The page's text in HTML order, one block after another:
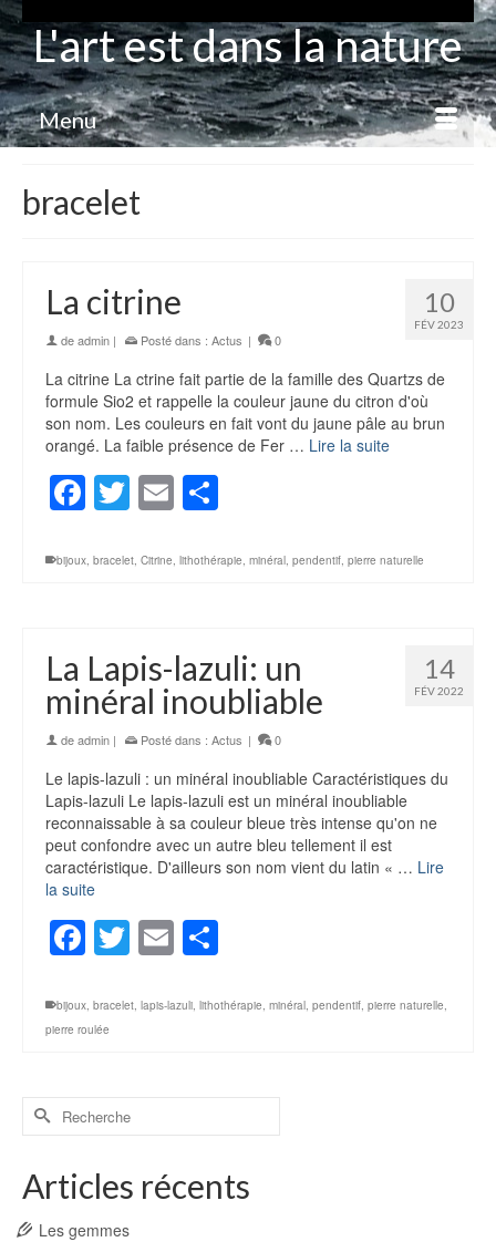
L'art est dans la nature
Menu
bracelet
10
FÉV 2023
La citrine
deadmin | Posté dans : Actus | 0
La citrine La ctrine fait partie de la famille des Quartzs de
formule Sio2 et rappelle la couleur jaune du citron d'où
son nom. Les couleurs en fait vont du jaune pâle au brun
orangé. La faible présence de Fer … Lire la suite
Facebook
Twitter
Email
bijoux, bracelet, Citrine, lithothérapie, minéral, pendentif, pierre naturelle
14
FÉV 2022
La Lapis-lazuli: un
minéral inoubliable
deadmin | Posté dans : Actus | 0
Le lapis-lazuli : un minéral inoubliable Caractéristiques du
Lapis-lazuli Le lapis-lazuli est un minéral inoubliable
reconnaissable à sa couleur bleue très intense qu'on ne
peut confondre avec un autre bleu tellement il est
caractéristique. D'ailleurs son nom vient du latin « … Lire
la suite
Facebook
Twitter
Email
bijoux bracelet lapis-lazuli lithothérapie minéral pendentif pierre naturelle
pierre roulée
Rechercher :
Articles récents
Les gemmes